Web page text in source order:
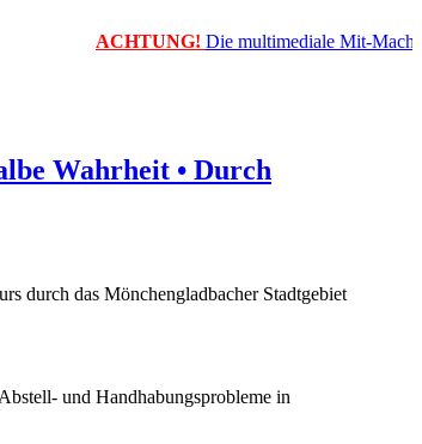
ACHTUNG!Die multimediale Mit-Mach-
Wahrheit • Durch
durch das Mönchengladbacher Stadtgebiet
und Handhabungsprobleme in